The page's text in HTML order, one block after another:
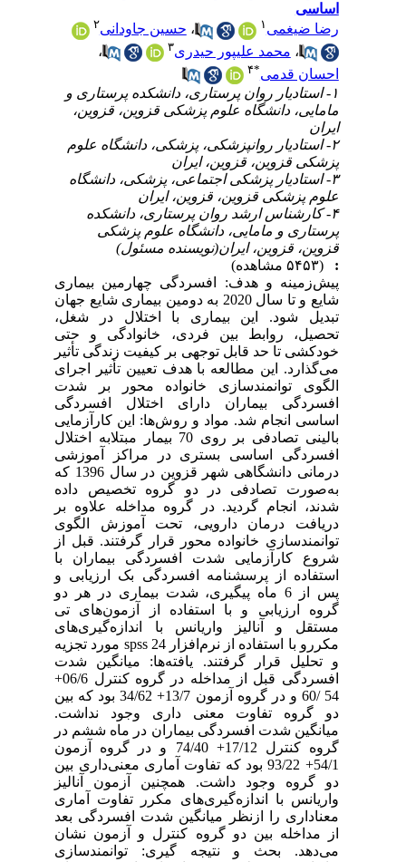
اساسی
رضا ضیغمی
،حسین جاودانی
،محمد علیپور حیدری
،
احسان قدمی
۴
۱- استادیار روان پرستاری، دانشکده پرستاری و
مامایی، دانشگاه علوم پزشکی قزوین، قزوین،
ایران
۲- استادیار روانپزشکی، پزشکی، دانشگاه علوم
پزشکی قزوین، قزوین، ایران
۳- استادیار پزشکی اجتماعی، پزشکی، دانشگاه
علوم پزشکی قزوین، قزوین، ایران
۴- کارشناس ارشد روان پرستاری، دانشکده
پرستاری و مامایی، دانشگاه علوم پزشکی
قزوین، قزوین، ایران(نویسنده مسئول)
پیش‌زمینه و هدف: افسردگی چهارمین بیماری
شایع و تا سال 2020 به دومین بیماری شایع جهان
تبدیل شود. این بیماری با اختلال در شغل،
تحصیل، روابط بین فردی، خانوادگی و حتی
خودکشی تا حد قابل توجهی بر کیفیت زندگی تأثیر
می‌گذارد. این مطالعه با هدف تعیین تأثیر اجرای
الگوی توانمندسازی خانواده محور بر شدت
افسردگی بیماران دارای اختلال افسردگی
اساسی انجام شد. مواد و روش‌ها: این کارآزمایی
بالینی تصادفی بر روی 70 بیمار مبتلابه اختلال
افسردگی اساسی بستری در مراکز آموزشی
درمانی دانشگاهی شهر قزوین در سال 1396 که
به‌صورت تصادفی در دو گروه تخصیص داده
شدند، انجام گردید. در گروه مداخله علاوه بر
دریافت درمان دارویی، تحت آموزش الگوی
توانمندسازی خانواده محور قرار گرفتند. قبل از
شروع کارآزمایی شدت افسردگی بیماران با
استفاده از پرسشنامه افسردگی بک ارزیابی و
پس از 6 ماه پیگیری، شدت بیماری در هر دو
گروه ارزیابی و با استفاده از آزمون‌های تی
مستقل و آنالیز واریانس با اندازه‌گیری‌های
مکررو با استفاده از نرم‌افزار spss 24 مورد تجزیه
و تحلیل قرار گرفتند. یافته‌ها: میانگین شدت
افسردگی قبل از مداخله در گروه کنترل 06/6+
54 /60 و در گروه آزمون 13/7+ 34/62 بود که بین
دو گروه تفاوت معنی داری وجود نداشت.
میانگین شدت افسردگی بیماران در ماه ششم در
گروه کنترل 17/12+ 74/40 و در گروه آزمون
54/1+ 93/22 بود که تفاوت آماری معنی‌داری بین
دو گروه وجود داشت. همچنین آزمون آنالیز
واریانس با اندازه‌گیری‌های مکرر تفاوت آماری
معناداری را ازنظر میانگین شدت افسردگی بعد
از مداخله بین دو گروه کنترل و آزمون نشان
می‌دهد. بحث و نتیجه گیری: توانمندسازی